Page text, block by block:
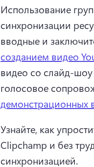
Использование
синхронизации
вводные и
созданием видео
видео со слайд-
голосовое
демонстрационных
Узнайте, как
Clipchamp и без
синхронизацией.